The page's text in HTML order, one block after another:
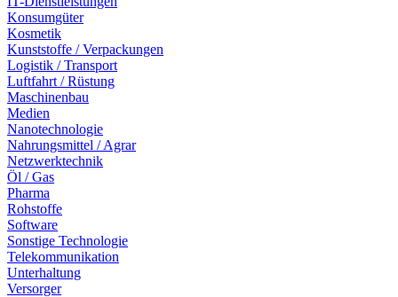
Konsumgüter
Kosmetik
Kunststoffe / Verpackungen
Logistik / Transport
Luftfahrt / Rüstung
Maschinenbau
Medien
Nanotechnologie
Nahrungsmittel / Agrar
Netzwerktechnik
Öl / Gas
Pharma
Rohstoffe
Software
Sonstige Technologie
Telekommunikation
Unterhaltung
Versorger